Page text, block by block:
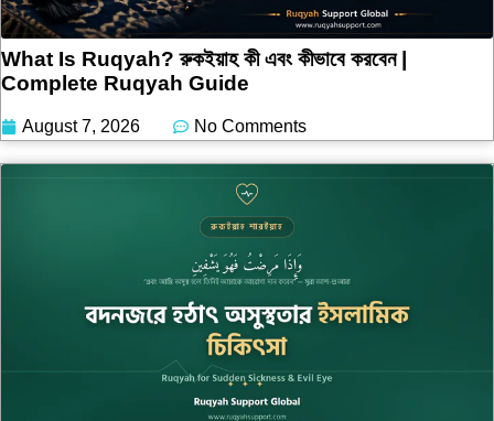
What Is Ruqyah? রুকইয়াহ কী এবং কীভাবে করবেন |
Complete Ruqyah Guide
August 7, 2026 No Comments